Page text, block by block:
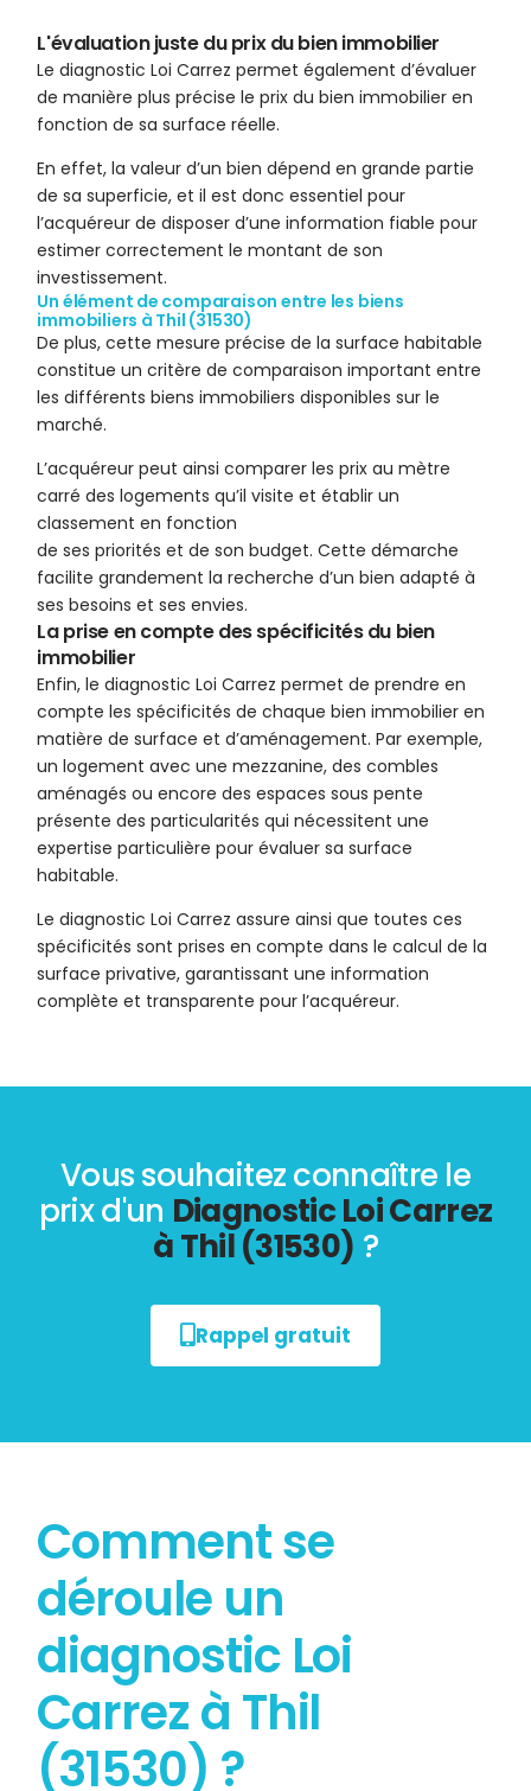
L'évaluation juste du prix du bien immobilier
Le diagnostic Loi Carrez permet également d’évaluer
de manière plus précise le prix du bien immobilier en
fonction de sa surface réelle.
En effet, la valeur d’un bien dépend en grande partie
de sa superficie, et il est donc essentiel pour
l’acquéreur de disposer d’une information fiable pour
estimer correctement le montant de son
investissement.
Un élément de comparaison entre les biens
immobiliers à Thil (31530)
De plus, cette mesure précise de la surface habitable
constitue un critère de comparaison important entre
les différents biens immobiliers disponibles sur le
marché.
L’acquéreur peut ainsi comparer les prix au mètre
carré des logements qu’il visite et établir un
classement en fonction
de ses priorités et de son budget. Cette démarche
facilite grandement la recherche d’un bien adapté à
ses besoins et ses envies.
La prise en compte des spécificités du bien
immobilier
Enfin, le diagnostic Loi Carrez permet de prendre en
compte les spécificités de chaque bien immobilier en
matière de surface et d’aménagement. Par exemple,
un logement avec une mezzanine, des combles
aménagés ou encore des espaces sous pente
présente des particularités qui nécessitent une
expertise particulière pour évaluer sa surface
habitable.
Le diagnostic Loi Carrez assure ainsi que toutes ces
spécificités sont prises en compte dans le calcul de la
surface privative, garantissant une information
complète et transparente pour l’acquéreur.
Vous souhaitez connaître le
prix d'un Diagnostic Loi Carrez
à Thil (31530) ?
Rappel gratuit
Comment se
déroule un
diagnostic Loi
Carrez à Thil
(31530) ?